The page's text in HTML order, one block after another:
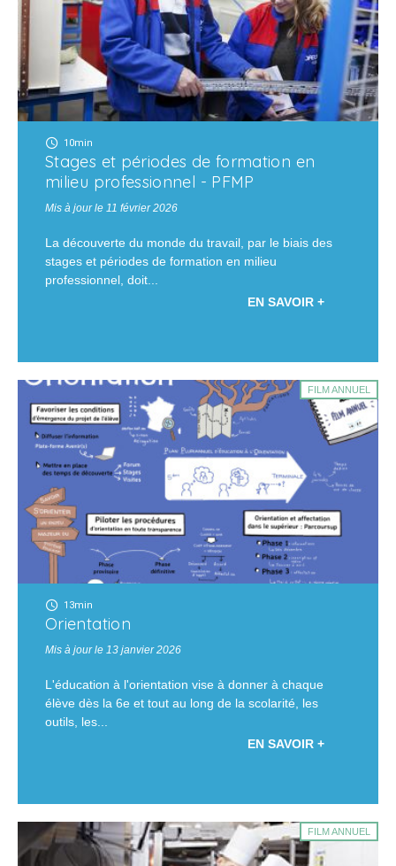
10min
Stages et périodes de formation en
milieu professionnel - PFMP
Mis à jour le 11 février 2026
La découverte du monde du travail, par le biais des
stages et périodes de formation en milieu
professionnel, doit...
EN SAVOIR +
FILM ANNUEL
13min
Orientation
Mis à jour le 13 janvier 2026
L'éducation à l'orientation vise à donner à chaque
élève dès la 6e et tout au long de la scolarité, les
outils, les...
EN SAVOIR +
FILM ANNUEL